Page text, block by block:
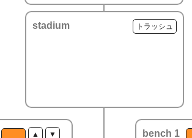
▲ ▼
stadium トラッシュ
bench 1